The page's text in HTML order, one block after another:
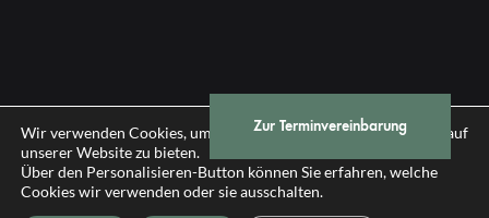
Zur Terminvereinbarung
© 2026 Gebrüder Dallinger GmbH, Salzburg
Impressum Datenschutz
Wir verwenden Cookies, um Ihnen die bestmögliche Erfahrung auf
unserer Website zu bieten.
Über den Personalisieren-Button können Sie erfahren, welche
Cookies wir verwenden oder sie ausschalten.